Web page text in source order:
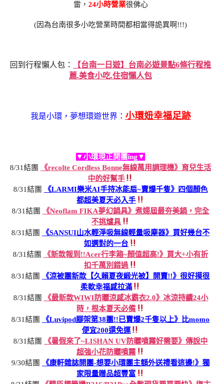
雷， 24小時營業很佛心
(因為台南很多小吃營業時間都相當得詭異啊!!!)
回到行程懶人包：
【台南一日遊】台南必遊景點6條行程推
薦.美食小吃.住宿懶人包
我是小環，夢想環遊世界： 小環妞幸福足跡
▼小環現正開團ing▼
8/31結團
《recolte Cordless Bonne無線萬用調理機》育兒生活
中的好幫手
8/31結團
《LARMI樂米AI手持冰能扇~賣爆千隻》四個顏色
都超美夏天必入手
8/31結團
《Neoflam FIKA夢幻鍋具》煮婦屆最夯美鍋，完全
不挑爐具
8/31結團
《SANSUI山水輕淨吸無線輕量吸塵器》買好幾台不
如選對的一台
8/31結團
《新款報到!!Acer行李箱~顏值超高!》買大+小有折
扣千萬別錯過
8/31結團
《涼被團新款【久賴夏夜緞光被】開賣!!》很好摸很
柔軟幸福感拉滿
8/31結團
《最新款WIWI防曬涼感冰霸衣2.0》冰涼持續24小
時，根本夏天必備
8/31結團
《Luvipod腳架第38團!!已賣爆2千隻以上》比momo
便宜200還免運
8/31結團
《暑假來了~LISHAN UV防曬噴霧好需要》傳說中
超強小花防曬噴霧
9/30結團
《康軒雜誌開團-想要小環團主額外送禮看這邊!》獨
家限量贈品超豐富